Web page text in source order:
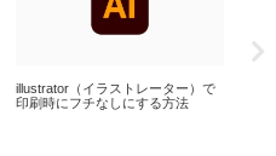
illustrator（イラストレーター）で
印刷時にフチなしにする方法